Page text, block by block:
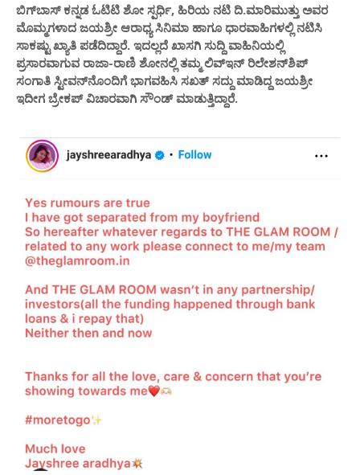
ಬಿಗ್‌ಬಾಸ್ ಕನ್ನಡ ಓಟಿಟಿ ಶೋ ಸ್ಪರ್ಧಿ, ಹಿರಿಯ ನಟಿ ದಿ.ಮಾರಿಮುತ್ತು ಅವರ
ಮೊಮ್ಮಗಳಾದ ಜಯಶ್ರೀ ಆರಾಧ್ಯ ಸಿನಿಮಾ ಹಾಗೂ ಧಾರವಾಹಿಗಳಲ್ಲಿ ನಟಿಸಿ
ಸಾಕಷ್ಟು ಖ್ಯಾತಿ ಪಡೆದಿದ್ದಾರೆ. ಇದಲ್ಲದೆ ಖಾಸಗಿ ಸುದ್ದಿ ವಾಹಿನಿಯಲ್ಲಿ
ಪ್ರಸಾರವಾಗುವ ರಾಜಾ-ರಾಣಿ ಶೋನಲ್ಲಿ ತಮ್ಮ ಲಿವ್ಇನ್ ರಿಲೇಶನ್‌ಶಿಪ್
ಸಂಗಾತಿ ಸ್ಟೀವನ್‌ನೊಂದಿಗೆ ಭಾಗವಹಿಸಿ ಸಖತ್ ಸದ್ದು ಮಾಡಿದ್ದ ಜಯಶ್ರೀ
ಇದೀಗ ಬ್ರೇಕಪ್ ವಿಚಾರವಾಗಿ ಸೌಂಡ್ ಮಾಡುತ್ತಿದ್ದಾರೆ.